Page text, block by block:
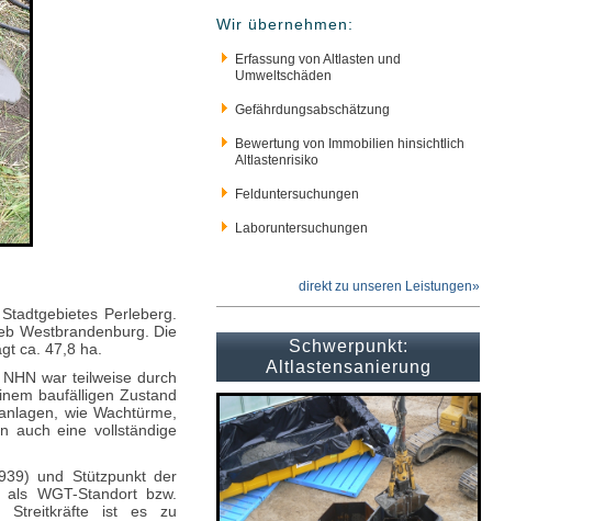
Perleberg.
Westbrandenburg. Die
ca. 47,8 ha.
war teilweise durch
baufälligen Zustand
wie Wachtürme,
auch eine vollständige
und Stützpunkt der
WGT-Standort bzw.
Streitkräfte ist es zu
Wir übernehmen:
Erfassung von Altlasten und
Umweltschäden
Gefährdungsabschätzung
Bewertung von Immobilien hinsichtlich
Altlastenrisiko
Felduntersuchungen
Laboruntersuchungen
direkt zu unseren Leistungen»
Schwerpunkt:
Altlastensanierung